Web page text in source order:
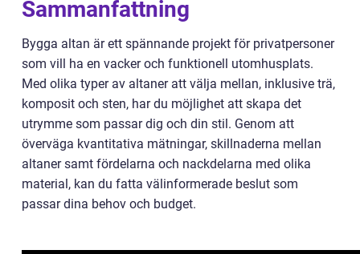
Sammanfattning
Bygga altan är ett spännande projekt för privatpersoner
som vill ha en vacker och funktionell utomhusplats.
Med olika typer av altaner att välja mellan, inklusive trä,
komposit och sten, har du möjlighet att skapa det
utrymme som passar dig och din stil. Genom att
överväga kvantitativa mätningar, skillnaderna mellan
altaner samt fördelarna och nackdelarna med olika
material, kan du fatta välinformerade beslut som
passar dina behov och budget.